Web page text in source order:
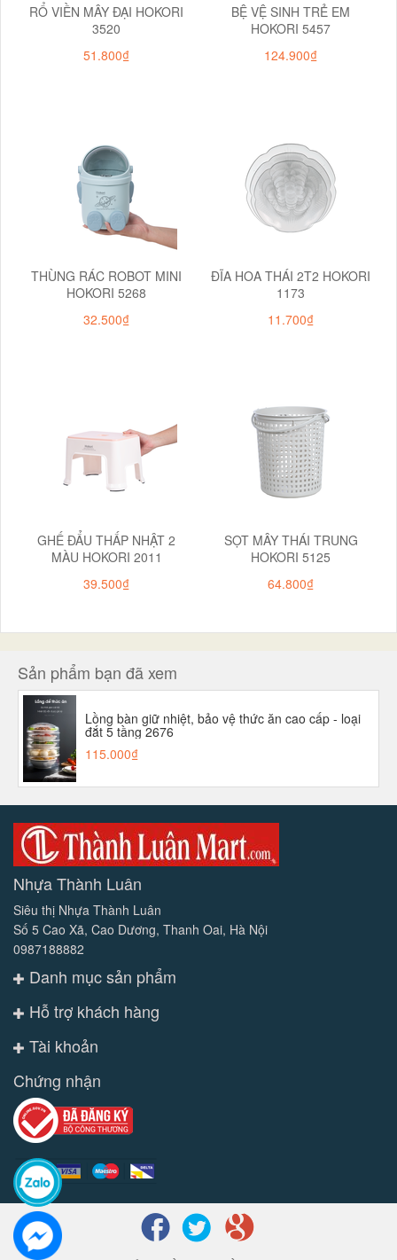
RỔ VIỀN MÂY ĐẠI HOKORI
3520
51.800₫
BỆ VỆ SINH TRẺ EM
HOKORI 5457
124.900₫
THÙNG RÁC ROBOT MINI
HOKORI 5268
32.500₫
ĐĨA HOA THÁI 2T2 HOKORI
1173
11.700₫
GHẾ ĐẨU THẤP NHẬT 2
MÀU HOKORI 2011
39.500₫
SỌT MÂY THÁI TRUNG
HOKORI 5125
64.800₫
Sản phẩm bạn đã xem
Lồng bàn giữ nhiệt, bảo vệ thức ăn cao cấp - loại
đắt 5 tầng 2676
115.000₫
Nhựa Thành Luân
Siêu thị Nhựa Thành Luân
Số 5 Cao Xã, Cao Dương, Thanh Oai, Hà Nội
0987188882
Danh mục sản phẩm
Hỗ trợ khách hàng
Tài khoản
Chứng nhận